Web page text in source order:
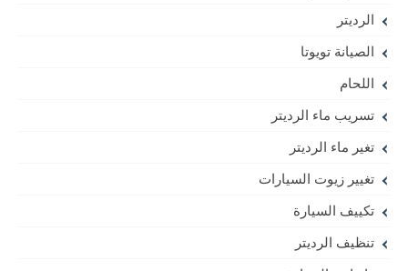
الرديتر
الصيانة تويوتا
اللحام
تسريب ماء الرديتر
تغير ماء الرديتر
تغيير زيوت السيارات
تكييف السيارة
تنظيف الرديتر